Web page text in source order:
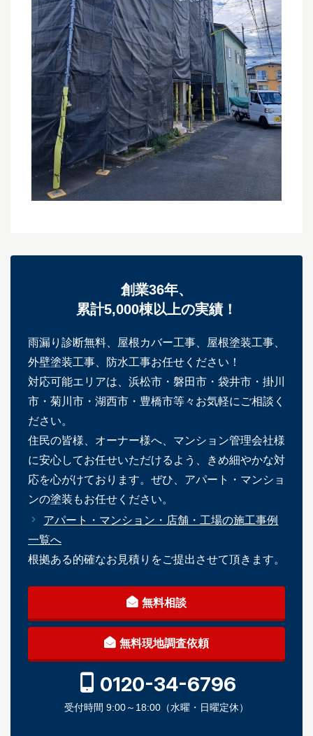
創業36年、
累計5,000棟以上の実績！
雨漏り診断無料、屋根カバー工事、屋根塗装工事、
外壁塗装工事、防水工事お任せください！
対応可能エリアは、浜松市・磐田市・袋井市・掛川
市・菊川市・湖西市・豊橋市等々お気軽にご相談く
ださい。
住民の皆様、オーナー様へ、マンション管理会社様
に安心してお任せいただけるよう、きめ細やかな対
応を心がけております。ぜひ、アパート・マンショ
ンの塗装もお任せください。
アパート・マンション・店舗・工場の施工事例
一覧へ
根拠ある的確なお見積りをご提出させて頂きます。
無料相談
無料現地調査依頼
0120-34-6796
受付時間 9:00～18:00（水曜・日曜定休）